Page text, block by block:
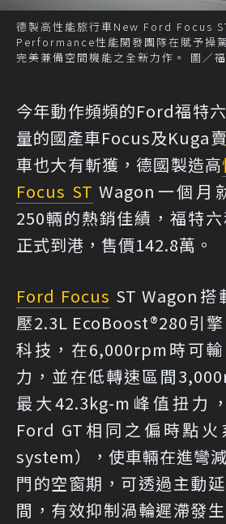
德製高性能旅行車New Ford Focus
Performance性能開發團隊在賦予操
完美兼備空間機能之全新力作。 圖／
今年動作頻頻的Ford福特
量的國產車Focus及Kuga
車也大有斬獲，德國製造高
Focus ST Wagon一個月
250輛的熱銷佳績，福特
正式到港，售價142.8萬。
Ford Focus ST Wagon搭
壓2.3L EcoBoost®280引
科技，在6,000rpm時可
力，並在低轉速區間
最大42.3kg-m峰值扭力
Ford GT相同之偏時點
system），使車輛在進彎
門的空窗期，可透過主動
間，有效抑制渦輪遲滯發